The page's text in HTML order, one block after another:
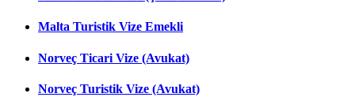
Malta Turistik Vize Emekli
Norveç Ticari Vize (Avukat)
Norveç Turistik Vize (Avukat)